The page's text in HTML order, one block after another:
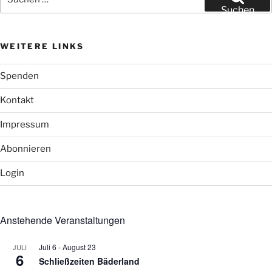
nach:
Suchen
WEITERE LINKS
Spenden
Kontakt
Impressum
Abonnieren
Login
Anstehende Veranstaltungen
JULI
6
Juli 6 -August 23
Schließzeiten Bäderland